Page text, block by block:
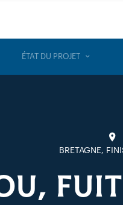
ÉTAT DU PROJET
BRETAGNE,